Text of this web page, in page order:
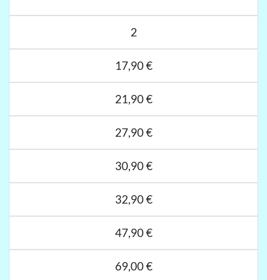
2
17,90 €
21,90 €
27,90 €
30,90 €
32,90 €
47,90 €
69,00 €